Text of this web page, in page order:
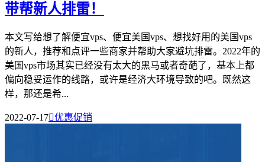
带帮新人排雷！
本文写给想了解便宜vps、便宜美国vps、想找好用的美国vps
的新人，推荐和点评一些商家并帮助大家避坑排雷。2022年的
美国vps市场其实已经没有太大的黑马或者奇葩了，基本上都
偏向稳妥运作的线路，或许是经济大环境导致的吧。既然这
样，那还是希...
2022-07-17优惠促销